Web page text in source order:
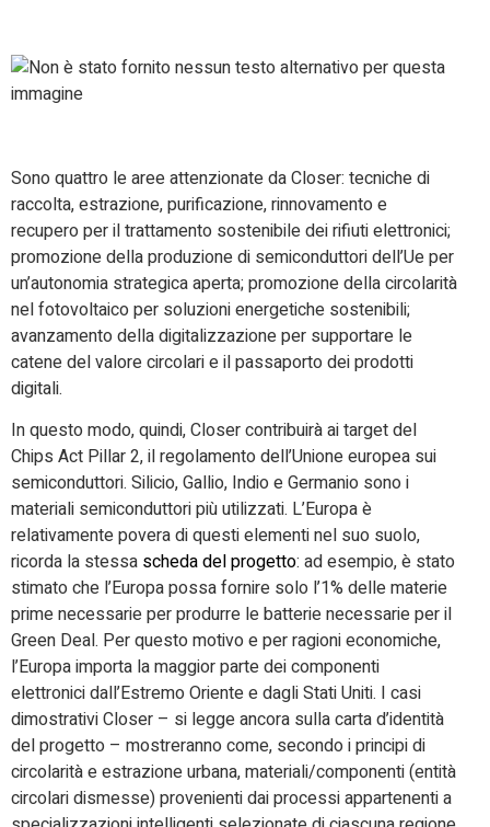
Sono quattro le aree attenzionate da Closer: tecniche di
raccolta, estrazione, purificazione, rinnovamento e
recupero per il trattamento sostenibile dei rifiuti elettronici;
promozione della produzione di semiconduttori dell’Ue per
un’autonomia strategica aperta; promozione della circolarità
nel fotovoltaico per soluzioni energetiche sostenibili;
avanzamento della digitalizzazione per supportare le
catene del valore circolari e il passaporto dei prodotti
digitali.
In questo modo, quindi, Closer contribuirà ai target del
Chips Act Pillar 2, il regolamento dell’Unione europea sui
semiconduttori. Silicio, Gallio, Indio e Germanio sono i
materiali semiconduttori più utilizzati. L’Europa è
relativamente povera di questi elementi nel suo suolo,
ricorda la stessa scheda del progetto: ad esempio, è stato
stimato che l’Europa possa fornire solo l’1% delle materie
prime necessarie per produrre le batterie necessarie per il
Green Deal. Per questo motivo e per ragioni economiche,
l’Europa importa la maggior parte dei componenti
elettronici dall’Estremo Oriente e dagli Stati Uniti. I casi
dimostrativi Closer – si legge ancora sulla carta d’identità
del progetto – mostreranno come, secondo i principi di
circolarità e estrazione urbana, materiali/componenti (entità
circolari dismesse) provenienti dai processi appartenenti a